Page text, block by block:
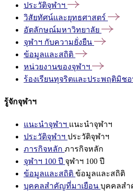
ประวัติจุฬาฯ
วิสัยทัศน์และยุทธศาสตร์
อัตลักษณ์มหาวิทยาลัย
จุฬาฯ กับความยั่งยืน
ข้อมูลและสถิติ
หน่วยงานของจุฬาฯ
ร้องเรียนทุจริตและประพฤติมิช
รู้จักจุฬาฯ
แนะนำจุฬาฯ แนะนำจุฬาฯ
ประวัติจุฬาฯ ประวัติจุฬาฯ
ภารกิจหลัก ภารกิจหลัก
จุฬาฯ 100 ปี จุฬาฯ 100 ปี
ข้อมูลและสถิติ ข้อมูลและสถิติ
บุคคลสำคัญที่มาเยือน บุคคลสำ